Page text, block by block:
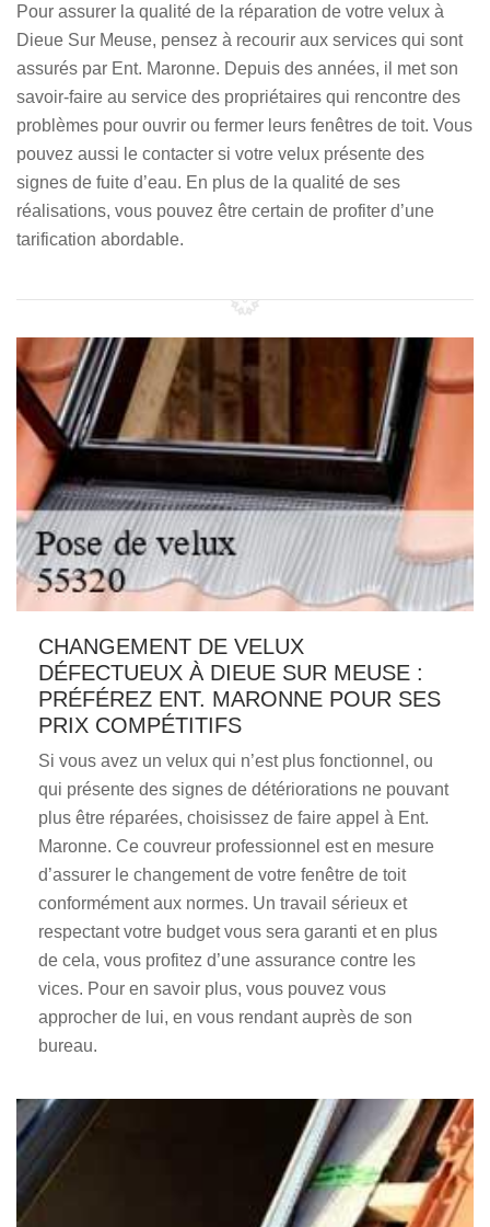
Pour assurer la qualité de la réparation de votre velux à
Dieue Sur Meuse, pensez à recourir aux services qui sont
assurés par Ent. Maronne. Depuis des années, il met son
savoir-faire au service des propriétaires qui rencontre des
problèmes pour ouvrir ou fermer leurs fenêtres de toit. Vous
pouvez aussi le contacter si votre velux présente des
signes de fuite d’eau. En plus de la qualité de ses
réalisations, vous pouvez être certain de profiter d’une
tarification abordable.
CHANGEMENT DE VELUX
DÉFECTUEUX À DIEUE SUR MEUSE :
PRÉFÉREZ ENT. MARONNE POUR SES
PRIX COMPÉTITIFS
Si vous avez un velux qui n’est plus fonctionnel, ou
qui présente des signes de détériorations ne pouvant
plus être réparées, choisissez de faire appel à Ent.
Maronne. Ce couvreur professionnel est en mesure
d’assurer le changement de votre fenêtre de toit
conformément aux normes. Un travail sérieux et
respectant votre budget vous sera garanti et en plus
de cela, vous profitez d’une assurance contre les
vices. Pour en savoir plus, vous pouvez vous
approcher de lui, en vous rendant auprès de son
bureau.